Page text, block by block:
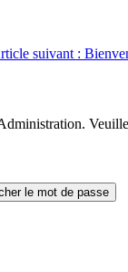
suivant :
le mot de passe